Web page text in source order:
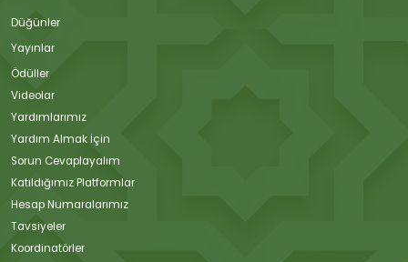
Düğünler
Yayınlar
Ödüller
Videolar
Yardımlarımız
Yardım Almak İçin
Sorun Cevaplayalım
Katıldığımız Platformlar
Hesap Numaralarımız
Tavsiyeler
Koordinatörler